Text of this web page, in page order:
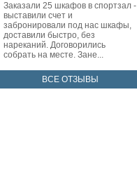
Заказали 25 шкафов в спортзал -
выставили счет и
забронировали под нас шкафы,
доставили быстро, без
нареканий. Договорились
собрать на месте. Зане...
ВСЕ ОТЗЫВЫ